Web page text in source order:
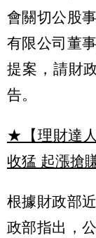
會關切公股
有限公司董
提案，請財
告。
★【理財達
收猛 起漲搶
根據財政部
政部指出，